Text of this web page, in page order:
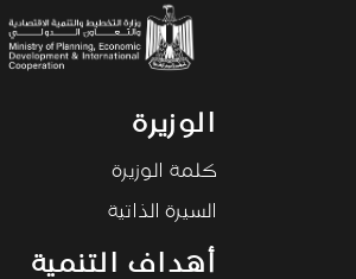
كلمة الوزيرة
السيرة الذاتية
الوزيرة
أهداف التنمية